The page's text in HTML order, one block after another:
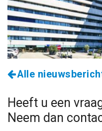
Alle
Heeft u een
Neem dan